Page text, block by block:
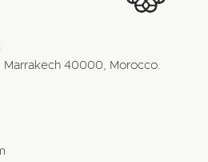
Marrakech 40000, Morocco.